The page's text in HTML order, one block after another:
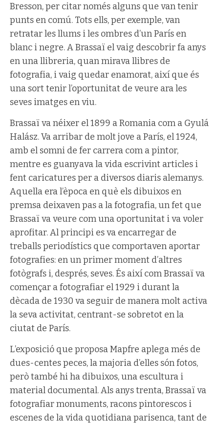
Bresson, per citar només alguns que van tenir
punts en comú. Tots ells, per exemple, van
retratar les llums i les ombres d’un París en
blanc i negre. A Brassaï el vaig descobrir fa anys
en una llibreria, quan mirava llibres de
fotografia, i vaig quedar enamorat, així que és
una sort tenir l’oportunitat de veure ara les
seves imatges en viu.
Brassaï va néixer el 1899 a Romania com a Gyulá
Halász. Va arribar de molt jove a París, el 1924,
amb el somni de fer carrera com a pintor,
mentre es guanyava la vida escrivint articles i
fent caricatures per a diversos diaris alemanys.
Aquella era l’època en què els dibuixos en
premsa deixaven pas a la fotografia, un fet que
Brassaï va veure com una oportunitat i va voler
aprofitar. Al principi es va encarregar de
treballs periodístics que comportaven aportar
fotografies: en un primer moment d’altres
fotògrafs i, després, seves. És així com Brassaï va
començar a fotografiar el 1929 i durant la
dècada de 1930 va seguir de manera molt activa
la seva activitat, centrant-se sobretot en la
ciutat de París.
L’exposició que proposa Mapfre aplega més de
dues-centes peces, la majoria d’elles són fotos,
però també hi ha dibuixos, una escultura i
material documental. Als anys trenta, Brassaï va
fotografiar monuments, racons pintorescos i
escenes de la vida quotidiana parisenca, tant de